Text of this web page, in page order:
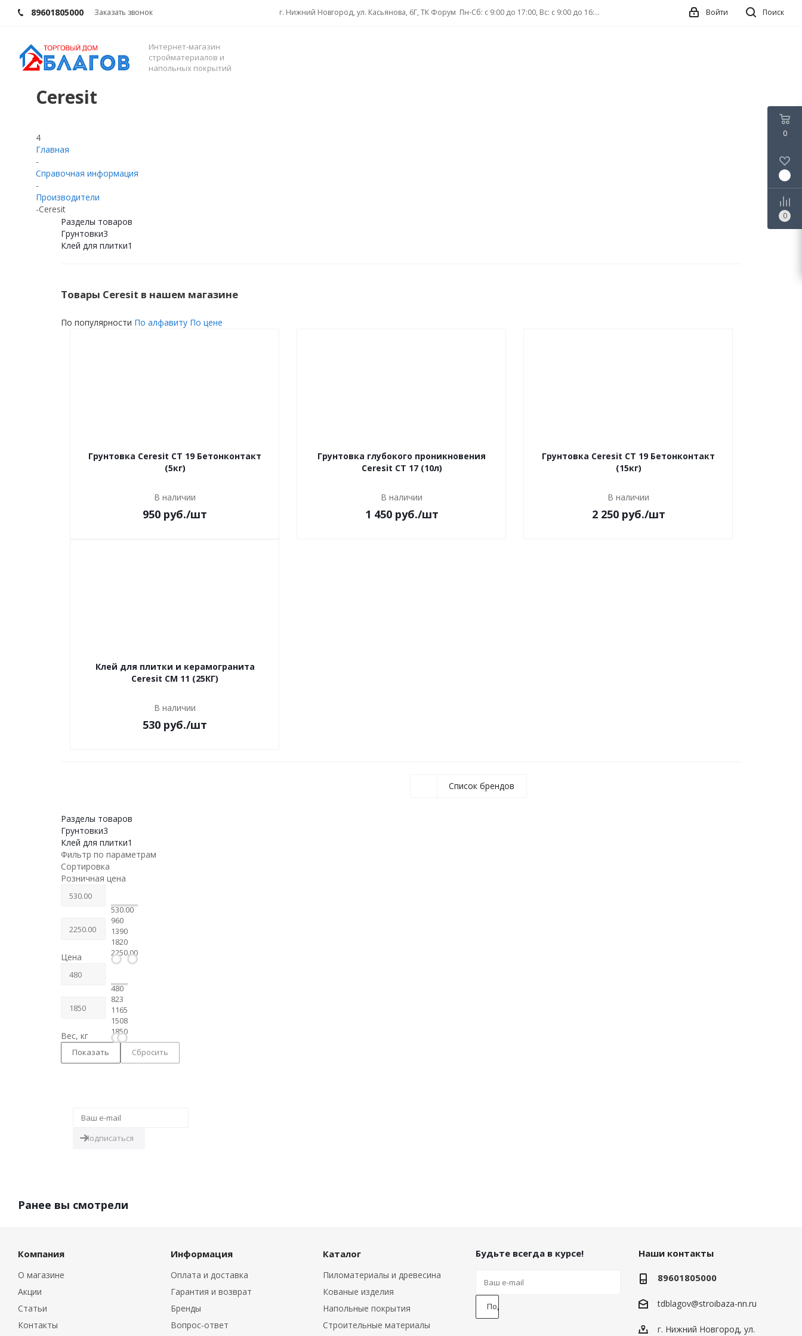
89601805000 Заказать звонок г. Нижний Новгород, ул. Касьянова, 6Г, ТК Форум Пн-Сб: с 9:00 до 17:00, Вс: с 9:00 до 16:00 Поиск
Войти
Интернет-магазин
стройматериалов и
напольных покрытий
Ceresit
4
Главная
-
Справочная информация
-
Производители
-Ceresit
Разделы товаров
Грунтовки3
Клей для плитки1
Товары Ceresit в нашем магазине
По популярности По алфавиту По цене
Грунтовка Ceresit CT 19 Бетонконтакт
(5кг)
В наличии
950 руб./шт
Грунтовка глубокого проникновения
Ceresit СТ 17 (10л)
В наличии
1 450 руб./шт
Грунтовка Ceresit CT 19 Бетонконтакт
(15кг)
В наличии
2 250 руб./шт
Клей для плитки и керамогранита
Ceresit CM 11 (25КГ)
В наличии
530 руб./шт
Список брендов
Разделы товаров
Грунтовки3
Клей для плитки1
Фильтр по параметрам
Сортировка
Розничная цена
530.00
960
1390
1820
2250.00
Цена
480
823
1165
1508
1850
Вес, кг
Сбросить
Ранее вы смотрели
Компания
О магазине
Акции
Статьи
Контакты
Информация
Оплата и доставка
Гарантия и возврат
Бренды
Вопрос-ответ
Каталог
Пиломатериалы и древесина
Кованые изделия
Напольные покрытия
Строительные материалы
Будьте всегда в курсе! Наши контакты
89601805000
tdblagov@stroibaza-nn.ru
г. Нижний Новгород, ул.
0
0